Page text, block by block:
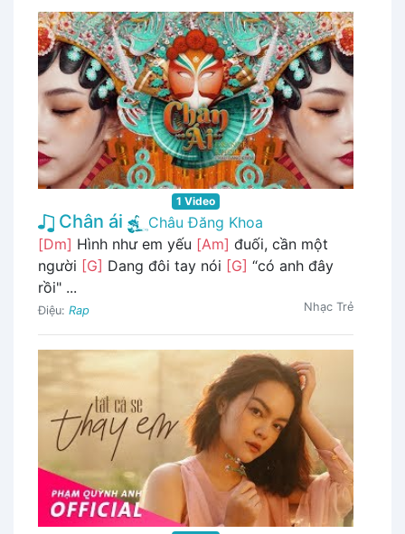
1 Video
Chân ái
Châu Đăng Khoa
[Dm] Hình như em yếu [Am] đuối, cần một
người [G] Dang đôi tay nói [G] “có anh đây
rồi" ...
Điệu: Rap Nhạc Trẻ